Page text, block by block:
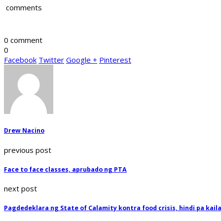
comments
0 comment
0
Facebook Twitter Google + Pinterest
Drew Nacino
previous post
Face to face classes, aprubado ng PTA
next post
Pagdedeklara ng State of Calamity kontra food crisis, hindi pa